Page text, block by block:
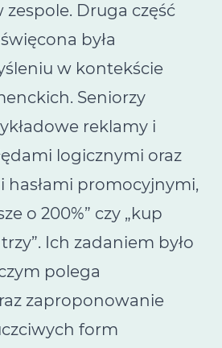
Druga część
była
w kontekście
Seniorzy
reklamy i
logicznymi oraz
hasłami promocyjnymi,
o 200%” czy „kup
Ich zadaniem było
polega
zaproponowanie
form